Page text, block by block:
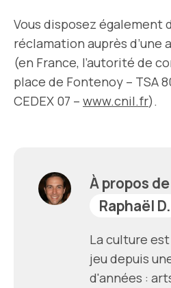
Vous disposez également
réclamation auprès
(en France, l’autorité de
place de Fontenoy – TSA
CEDEX 07 – www.cnil.fr).
À propos
Raphaël D.
La culture
jeu depuis
d'années :